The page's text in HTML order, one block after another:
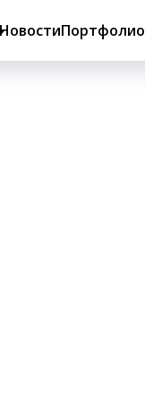
НовостиПортфолио